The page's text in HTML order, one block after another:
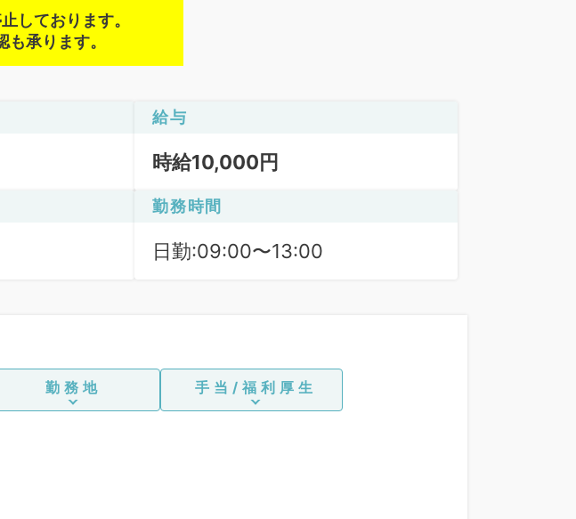
しております。
承ります。
給与
時給10,000円
勤務時間
日勤:09:00〜13:00
勤務地 手当/福利厚生